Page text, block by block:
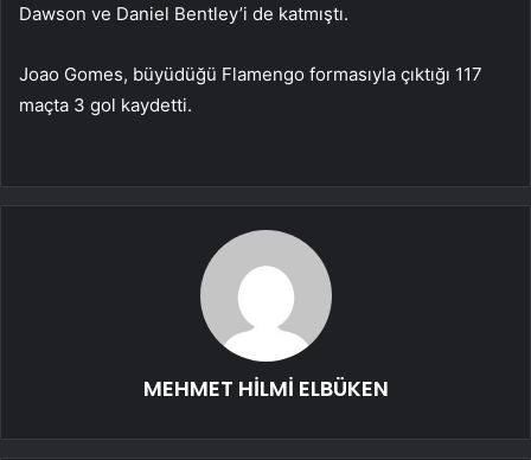
Dawson ve Daniel Bentley’i de katmıştı.
Joao Gomes, büyüdüğü Flamengo formasıyla çıktığı 117
maçta 3 gol kaydetti.
MEHMET HİLMİ ELBÜKEN